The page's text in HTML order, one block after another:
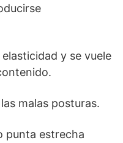
y se vuele
malas posturas.
punta estrecha